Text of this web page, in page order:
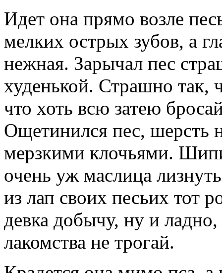
Идет она прямо возле
мелких острых зубов, а
нежная. Зарычал пес
худенькой. Страшно так,
что хоть всю затею
Ощетинился пес, шерсть
мерзкими клочьями.
очень уж маслица
из лап своих песьих тот
девка добычу, ну и
лакомства не трогай.